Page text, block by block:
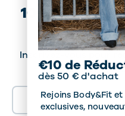
10€ DE
Inscrivez-vous pour
offres, des
E-mail
​€10 de
dès 50 € d'achat
Rejoins Body&Fit
exclusives,